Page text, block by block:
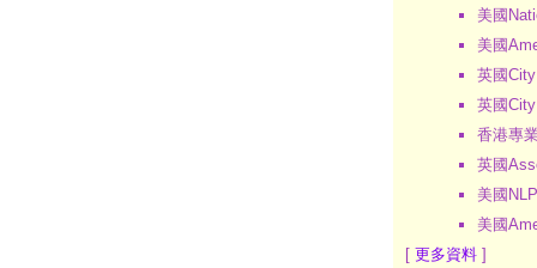
美國
美國
英國
英國
香港專
英國
美國
美國
[ 更多資料]